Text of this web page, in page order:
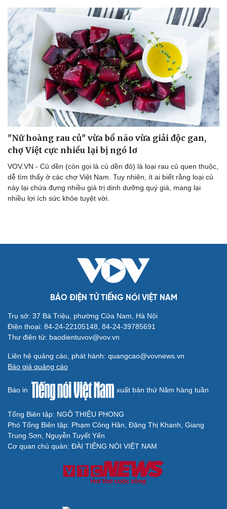
"Nữ hoàng rau củ" vừa bổ não vừa giải độc gan,
chợ Việt cực nhiều lại bị ngó lơ
VOV.VN - Củ dền (còn gọi là củ dền đỏ) là loại rau củ quen thuộc,
dễ tìm thấy ở các chợ Việt Nam. Tuy nhiên, ít ai biết rằng loại củ
này lại chứa đựng nhiều giá trị dinh dưỡng quý giá, mang lại
nhiều lợi ích sức khỏe tuyệt vời.
BÁO ĐIỆN TỬ TIẾNG NÓI VIỆT NAM
Trụ sở: 37 Bà Triệu, phường Cửa Nam, Hà Nội
Điện thoại: 84-24-22105148, 84-24-39785691
Thư điện tử: baodientuvov@vov.vn
Liên hệ quảng cáo, phát hành: quangcao@vovnews.vn
Báo giá quảng cáo
Báo in xuất bản thứ Năm hàng tuần
Tổng Biên tập: NGÔ THIỆU PHONG
Phó Tổng Biên tập: Phạm Công Hân, Đặng Thị Khanh, Giang
Trung Sơn, Nguyễn Tuyết Yến
Cơ quan chủ quản: ĐÀI TIẾNG NÓI VIỆT NAM